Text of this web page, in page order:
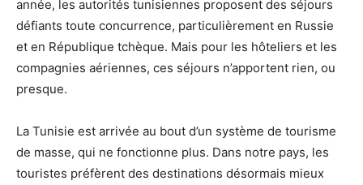
année, les autorités tunisiennes proposent des séjours
défiants toute concurrence, particulièrement en Russie
et en République tchèque. Mais pour les hôteliers et les
compagnies aériennes, ces séjours n’apportent rien, ou
presque.
La Tunisie est arrivée au bout d’un système de tourisme
de masse, qui ne fonctionne plus. Dans notre pays, les
touristes préfèrent des destinations désormais mieux